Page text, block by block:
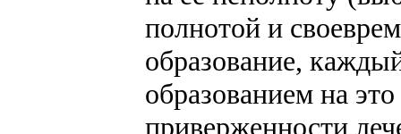
полнотой и
образование,
образованием на
приверженности